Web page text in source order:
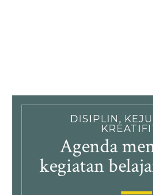
DISIPLIN,
Agenda
kegiatan